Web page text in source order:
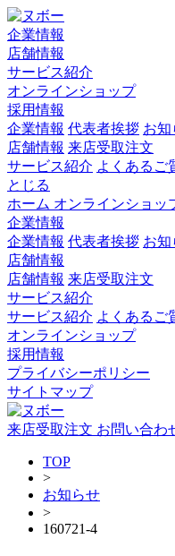
企業情報
店舗情報
サービス紹介
オンラインショップ
採用情報
企業情報 代表者挨拶 お知
店舗情報 来店受取注文
サービス紹介 よくあるご
とじる
ホーム オンラインショッ
企業情報
企業情報 代表者挨拶 お知
店舗情報
店舗情報 来店受取注文
サービス紹介
サービス紹介 よくあるご
オンラインショップ
採用情報
プライバシーポリシー
サイトマップ
来店受取注文 お問い合わ
TOP
>
お知らせ
>
160721-4